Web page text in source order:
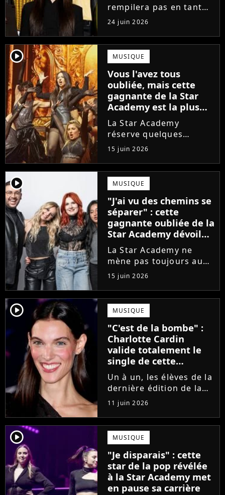
rempilera pas en tant
que directeur de la
prochaine saison de la
Star Academy. Mais qui
prendra sa place ? Alors
que son nom circule,
cet ancien gagnant de
l'émission...
24 juin 2026
player2 MUSIQUE
Vous l'avez tous
oubliée, mais cette
gagnante de la Star
Academy est la plus
écoutée de l'histoire
de l'émission !
La Star Academy
réserve quelques
surprises. Cette
gagnante totalement
oubliée de l'émission
est aujourd'hui plus
écoutée en streaming
que Jenifer et Nolwenn
Leroy !
15 juin 2026
player2 MUSIQUE
"J'ai vu des chemins se
séparer" : cette
gagnante oubliée de la
Star Academy dévoile
l'envers du décor du
métier
La Star Academy ne
mène pas toujours au
succès. Après l'échec de
son premier album,
Anisha Jo, gagnante de
la Star Academy 2022, a
vu beaucoup de portes
se fermer. Sur
Instagram, elle...
15 juin 2026
player2 MUSIQUE
"C'est de la bombe" :
Charlotte Cardin
valide totalement le
single de cette
ancienne élève de la
Star Academy
Un à un, les élèves de la
dernière édition de la
Star Academy se font
une place dans le nid.
Dans le sillage d'Ambre,
c'est au tour de Lily
Campa de présenter
son univers à travers...
11 juin 2026
player2 MUSIQUE
"Je disparais" : cette
star de la pop révélée
à la Star Academy met
en pause sa carrière